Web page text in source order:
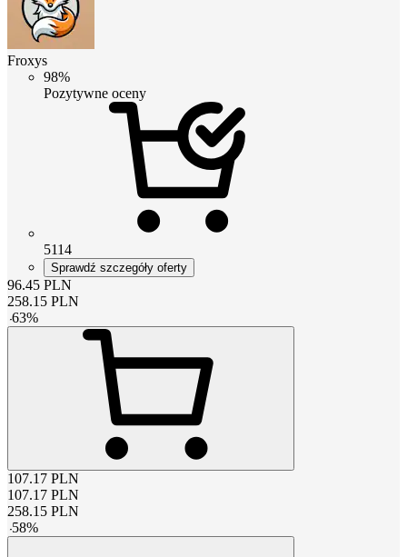
Froxys
98%
Pozytywne oceny
5114
Sprawdź szczegóły oferty
96.45 PLN
258.15 PLN
-63%
107.17 PLN
107.17 PLN
258.15 PLN
-58%